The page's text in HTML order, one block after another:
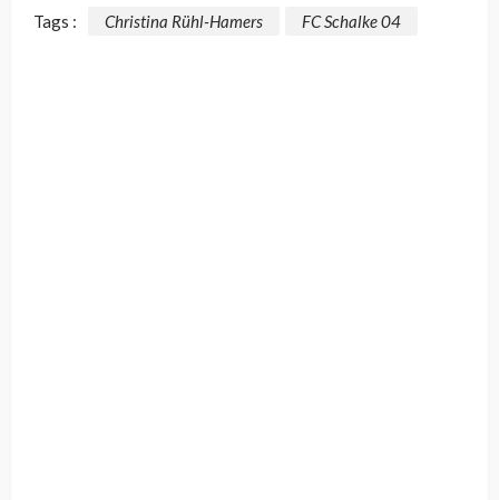
Tags : Christina Rühl-Hamers FC Schalke 04